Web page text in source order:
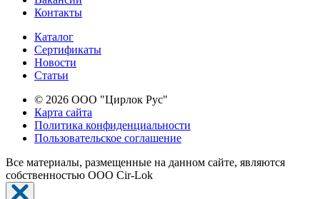
Контакты
Каталог
Сертификаты
Новости
Cтатьи
© 2026 ООО "Цирлок Рус"
Карта сайта
Политика конфиденциальности
Пользовательское соглашение
Все материалы, размещенные на данном сайте, являются
собственностью ООО Cir-Lok